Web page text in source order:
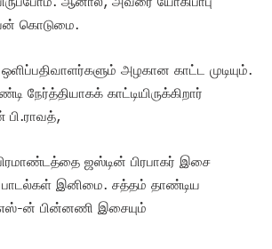
கொடுமை.
அழகான காட்ட முடியும்.
காட்டியிருக்கிறார்
பி.ராவத்,
ஜஸ்டின் பிரபாகர் இசை
பாடல்கள் இனிமை. சத்தம் தாண்டிய
ன் பின்னணி இசையும்